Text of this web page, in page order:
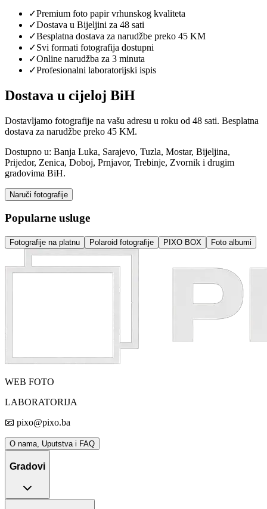
✓Premium foto papir vrhunskog kvaliteta
✓Dostava u Bijeljini za 48 sati
✓Besplatna dostava za narudžbe preko 45 KM
✓Svi formati fotografija dostupni
✓Online narudžba za 3 minuta
✓Profesionalni laboratorijski ispis
Dostava u cijeloj BiH
Dostavljamo fotografije na vašu adresu u roku od 48 sati. Besplatna
dostava za narudžbe preko 45 KM.
Dostupno u: Banja Luka, Sarajevo, Tuzla, Mostar, Bijeljina,
Prijedor, Zenica, Doboj, Prnjavor, Trebinje, Zvornik i drugim
gradovima BiH.
Naruči fotografije
Popularne usluge
Fotografije na platnu Polaroid fotografije PIXO BOX Foto albumi
WEB FOTO
LABORATORIJA
📧 pixo@pixo.ba
O nama, Uputstva i FAQ
Gradovi